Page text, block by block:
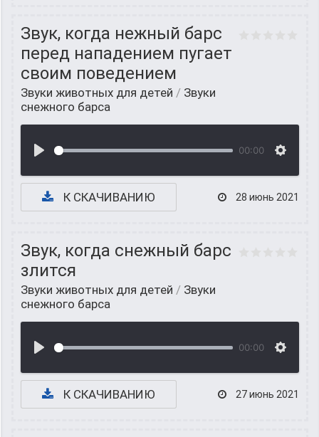
Звук, когда нежный барс
перед нападением пугает
своим поведением
Звуки животных для детей / Звуки
снежного барса
00:00
К СКАЧИВАНИЮ 28 июнь 2021
Звук, когда снежный барс
злится
Звуки животных для детей / Звуки
снежного барса
00:00
К СКАЧИВАНИЮ 27 июнь 2021